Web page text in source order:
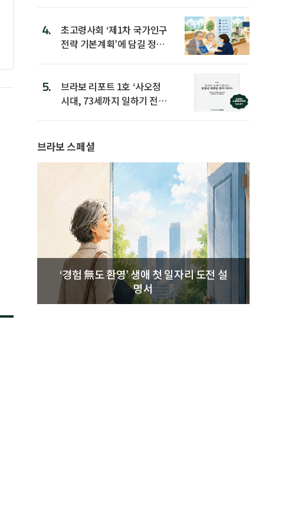
4.
초고령사회 ‘제1차 국가인구
전략 기본계획’에 담길 정책
5.
브라보 리포트 1호 ‘사오정
시대, 73세까지 일하기 전략’
브라보 스페셜
‘경험 無도 환영’ 생애 첫 일자리 도전 설
명서